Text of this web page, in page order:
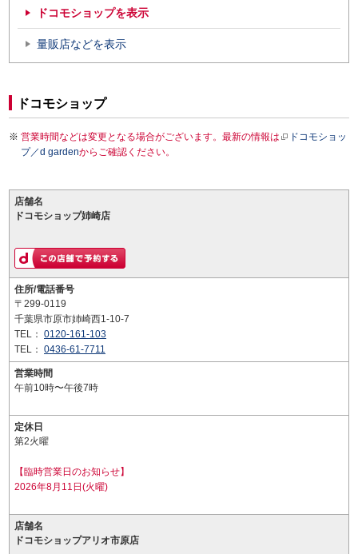
ドコモショップを表示
量販店などを表示
ドコモショップ
営業時間などは変更となる場合がございます。最新の情報は
ドコモショッ
プ／d gardenからご確認ください。
店舗名
ドコモショップ姉崎店
住所/電話番号
〒299-0119
千葉県市原市姉崎西1-10-7
TEL： 0120-161-103
TEL： 0436-61-7711
営業時間
午前10時〜午後7時
定休日
第2火曜
【臨時営業日のお知らせ】
2026年8月11日(火曜)
店舗名
ドコモショップアリオ市原店